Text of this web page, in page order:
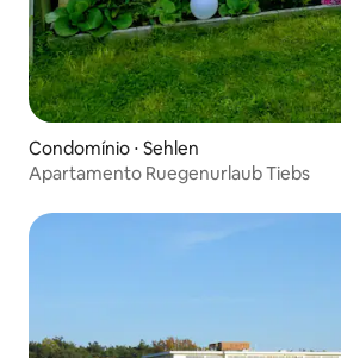
Condomínio ⋅ Sehlen
Apartamento Ruegenurlaub Tiebs